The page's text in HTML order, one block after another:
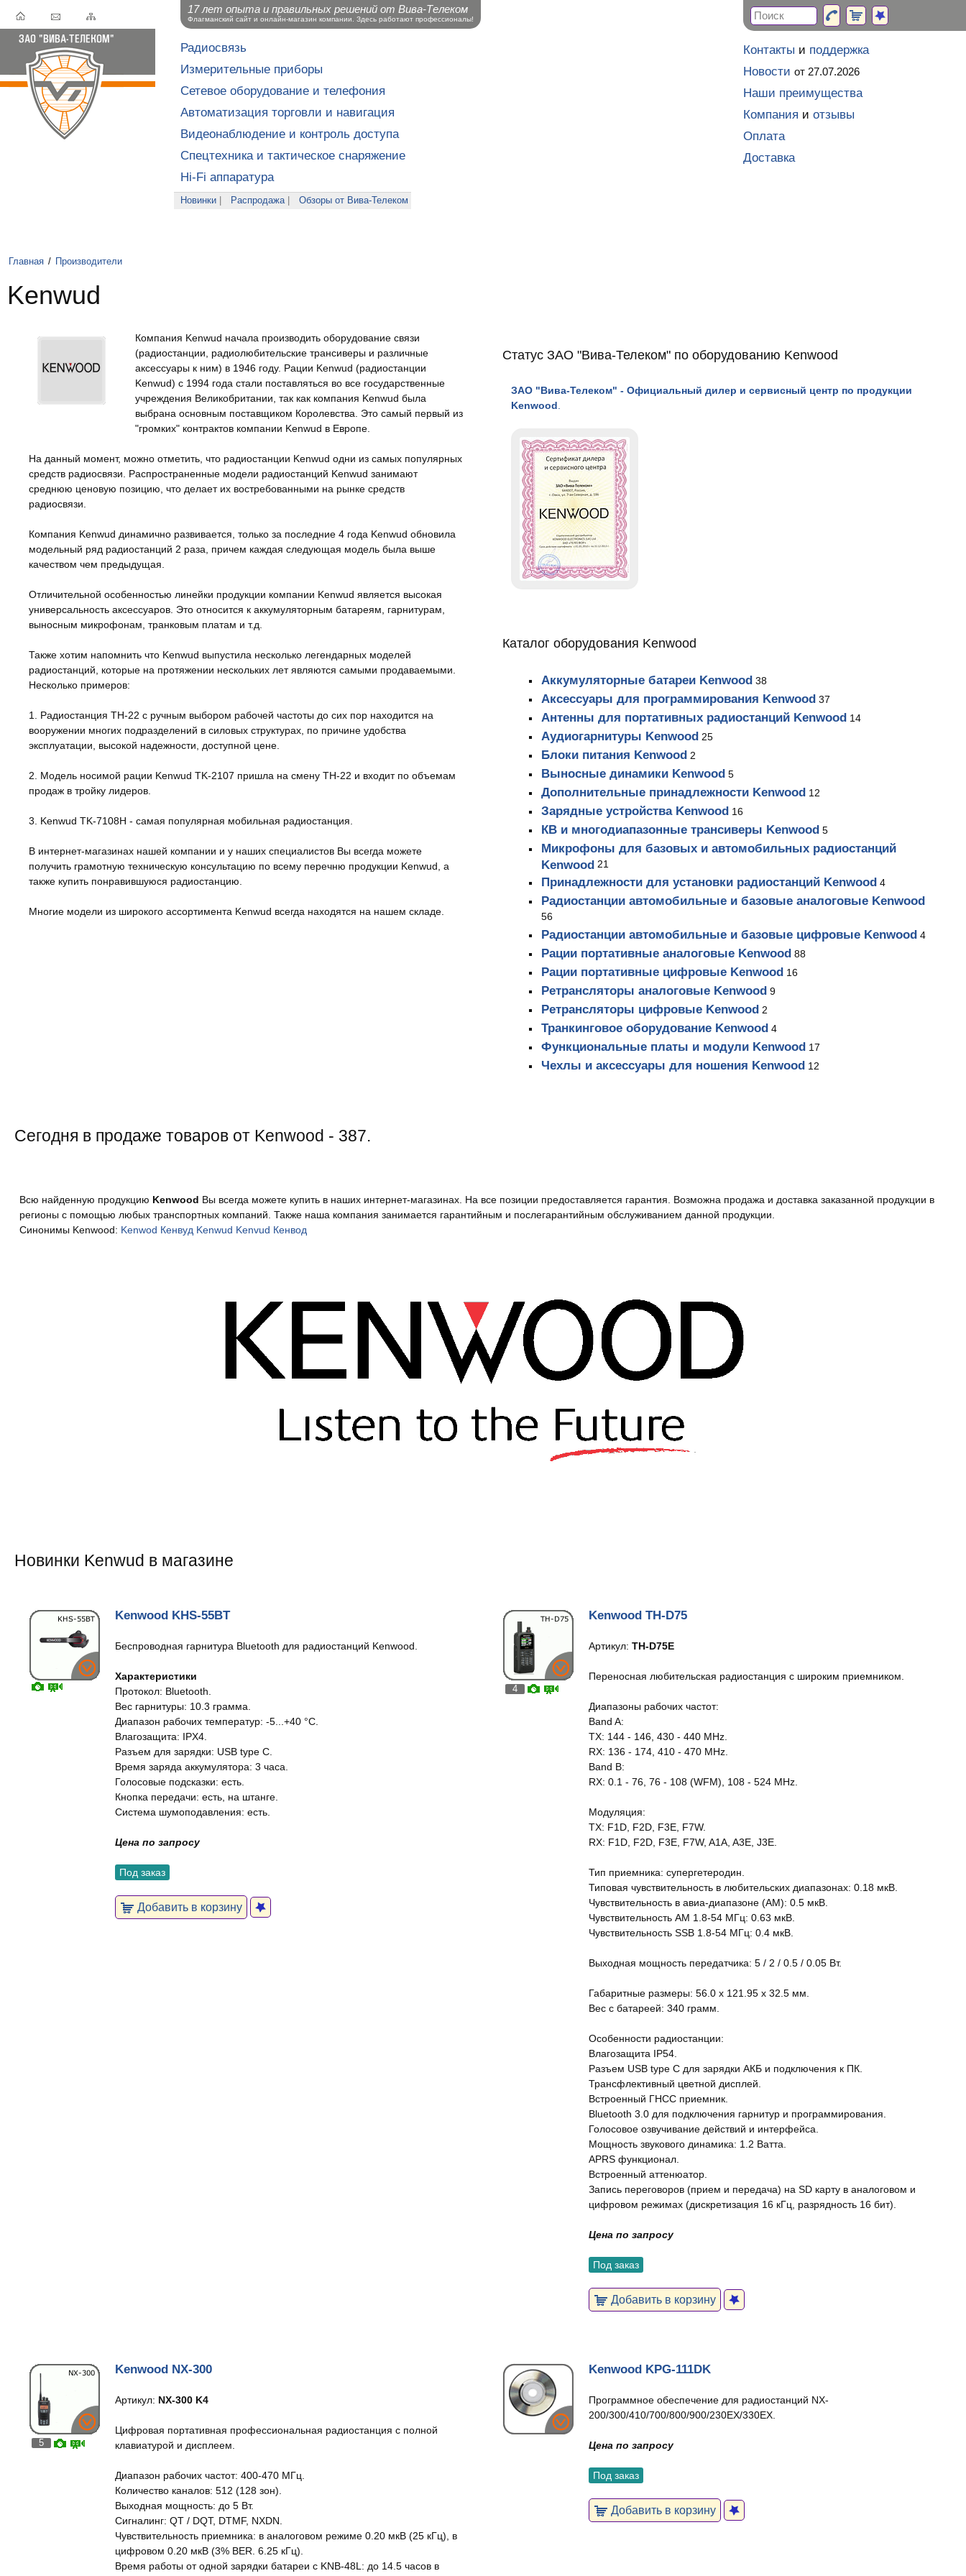
Радиосвязь
Измерительные приборы
Сетевое оборудование и телефония
Автоматизация торговли и навигация
Видеонаблюдение и контроль доступа
Спецтехника и тактическое снаряжение
Hi-Fi аппаратура
Новинки Распродажа| Обзоры от Вива-Телеком
Главная / Производители
Kenwud
Компания Kenwud начала производить оборудование связи
(радиостанции, радиолюбительские трансиверы и различные
аксессуары к ним) в 1946 году. Рации Kenwud (радиостанции
Kenwud) с 1994 года стали поставляться во все государственные
учреждения Великобритании, так как компания Kenwud была
выбрана основным поставщиком Королевства. Это самый первый из
"громких" контрактов компании Kenwud в Европе.
На данный момент, можно отметить, что радиостанции Kenwud одни из самых популярных
средств радиосвязи. Распространенные модели радиостанций Kenwud занимают
среднюю ценовую позицию, что делает их востребованными на рынке средств
радиосвязи.
Компания Kenwud динамично развивается, только за последние 4 года Kenwud обновила
модельный ряд радиостанций 2 раза, причем каждая следующая модель была выше
качеством чем предыдущая.
Отличительной особенностью линейки продукции компании Kenwud является высокая
универсальность аксессуаров. Это относится к аккумуляторным батареям, гарнитурам,
выносным микрофонам, транковым платам и т.д.
Также хотим напомнить что Kenwud выпустила несколько легендарных моделей
радиостанций, которые на протяжении нескольких лет являются самыми продаваемыми.
Несколько примеров:
1. Радиостанция TH-22 с ручным выбором рабочей частоты до сих пор находится на
вооружении многих подразделений в силовых структурах, по причине удобства
эксплуатации, высокой надежности, доступной цене.
2. Модель носимой рации Kenwud TK-2107 пришла на смену TH-22 и входит по объемам
продаж в тройку лидеров.
3. Kenwud TK-7108H - самая популярная мобильная радиостанция.
В интернет-магазинах нашей компании и у наших специалистов Вы всегда можете
получить грамотную техническую консультацию по всему перечню продукции Kenwud, а
также купить понравившуюся радиостанцию.
Многие модели из широкого ассортимента Kenwud всегда находятся на нашем складе.
Статус ЗАО "Вива-Телеком" по оборудованию Kenwood
ЗАО "Вива-Телеком" - Официальный дилер и сервисный центр по продукции
Kenwood
Каталог оборудования Kenwood
Аккумуляторные батареи Kenwood 38
Аксессуары для программирования Kenwood 37
Антенны для портативных радиостанций Kenwood 14
Аудиогарнитуры Kenwood 25
Блоки питания Kenwood 2
Выносные динамики Kenwood 5
Дополнительные принадлежности Kenwood 12
Зарядные устройства Kenwood 16
КВ и многодиапазонные трансиверы Kenwood 5
Микрофоны для базовых и автомобильных радиостанций
Kenwood21
Принадлежности для установки радиостанций Kenwood 4
Радиостанции автомобильные и базовые аналоговые Kenwood
56
Радиостанции автомобильные и базовые цифровые Kenwood 4
Рации портативные аналоговые Kenwood 88
Рации портативные цифровые Kenwood 16
Ретрансляторы аналоговые Kenwood 9
Ретрансляторы цифровые Kenwood 2
Транкинговое оборудование Kenwood 4
Функциональные платы и модули Kenwood 17
Чехлы и аксессуары для ношения Kenwood 12
Сегодня в продаже товаров от Kenwood - 387.
Всю найденную продукцию Kenwood Вы всегда можете купить в наших интернет-магазинах. На все позиции предоставляется гарантия. Возможна продажа и доставка заказанной продукции в
регионы с помощью любых транспортных компаний. Также наша компания занимается гарантийным и послегарантийным обслуживанием данной продукции.
Синонимы Kenwood: Kenwod Кенвуд Kenwud Kenvud Кенвод
Новинки Kenwud в магазине
Kenwood KHS-55BT
Беспроводная гарнитура Bluetooth для радиостанций Kenwood.
Характеристики
Протокол: Bluetooth.
Вес гарнитуры: 10.3 грамма.
Диапазон рабочих температур: -5...+40 °C.
Влагозащита: IPX4.
Разъем для зарядки: USB type C.
Время заряда аккумулятора: 3 часа.
Голосовые подсказки: есть.
Кнопка передачи: есть, на штанге.
Система шумоподавления: есть.
Цена по запросу
Под заказ
Добавить в корзину
4
Kenwood TH-D75
Артикул: TH-D75E
Переносная любительская радиостанция с широким приемником.
Диапазоны рабочих частот:
Band A:
TX: 144 - 146, 430 - 440 MHz.
RX: 136 - 174, 410 - 470 MHz.
Band B:
RX: 0.1 - 76, 76 - 108 (WFM), 108 - 524 MHz.
Модуляция:
TX: F1D, F2D, F3E, F7W.
RX: F1D, F2D, F3E, F7W, A1A, A3E, J3E.
Тип приемника: супергетеродин.
Типовая чувствительность в любительских диапазонах: 0.18 мкВ.
Чувствительность в авиа-диапазоне (АМ): 0.5 мкВ.
Чувствительность АМ 1.8-54 МГц: 0.63 мкВ.
Чувствительность SSB 1.8-54 МГц: 0.4 мкВ.
Выходная мощность передатчика: 5 / 2 / 0.5 / 0.05 Вт.
Габаритные размеры: 56.0 x 121.95 x 32.5 мм.
Вес с батареей: 340 грамм.
Особенности радиостанции:
Влагозащита IP54.
Разъем USB type C для зарядки АКБ и подключения к ПК.
Трансфлективный цветной дисплей.
Встроенный ГНСС приемник.
Bluetooth 3.0 для подключения гарнитур и программирования.
Голосовое озвучивание действий и интерфейса.
Мощность звукового динамика: 1.2 Ватта.
APRS функционал.
Встроенный аттенюатор.
Запись переговоров (прием и передача) на SD карту в аналоговом и
цифровом режимах (дискретизация 16 кГц, разрядность 16 бит).
Цена по запросу
Под заказ
Добавить в корзину
5
Kenwood NX-300
Артикул: NX-300 K4
Цифровая портативная профессиональная радиостанция с полной
клавиатурой и дисплеем.
Диапазон рабочих частот: 400-470 МГц.
Количество каналов: 512 (128 зон).
Выходная мощность: до 5 Вт.
Сигналинг: QT / DQT, DTMF, NXDN.
Чувствительность приемника: в аналоговом режиме 0.20 мкВ (25 кГц), в
цифровом 0.20 мкВ (3% BER. 6.25 кГц).
Время работы от одной зарядки батареи с KNB-48L: до 14.5 часов в
Kenwood KPG-111DK
Программное обеспечение для радиостанций NX-
200/300/410/700/800/900/230EX/330EX.
Цена по запросу
Под заказ
Добавить в корзину
Контакты и поддержка
Новости от 27.07.2026
Наши преимущества
Компания и отзывы
Оплата
Доставка
17 лет опыта и правильных решений от Вива-Телеком
Флагманский сайт и онлайн-магазин компании. Здесь работают профессионалы!